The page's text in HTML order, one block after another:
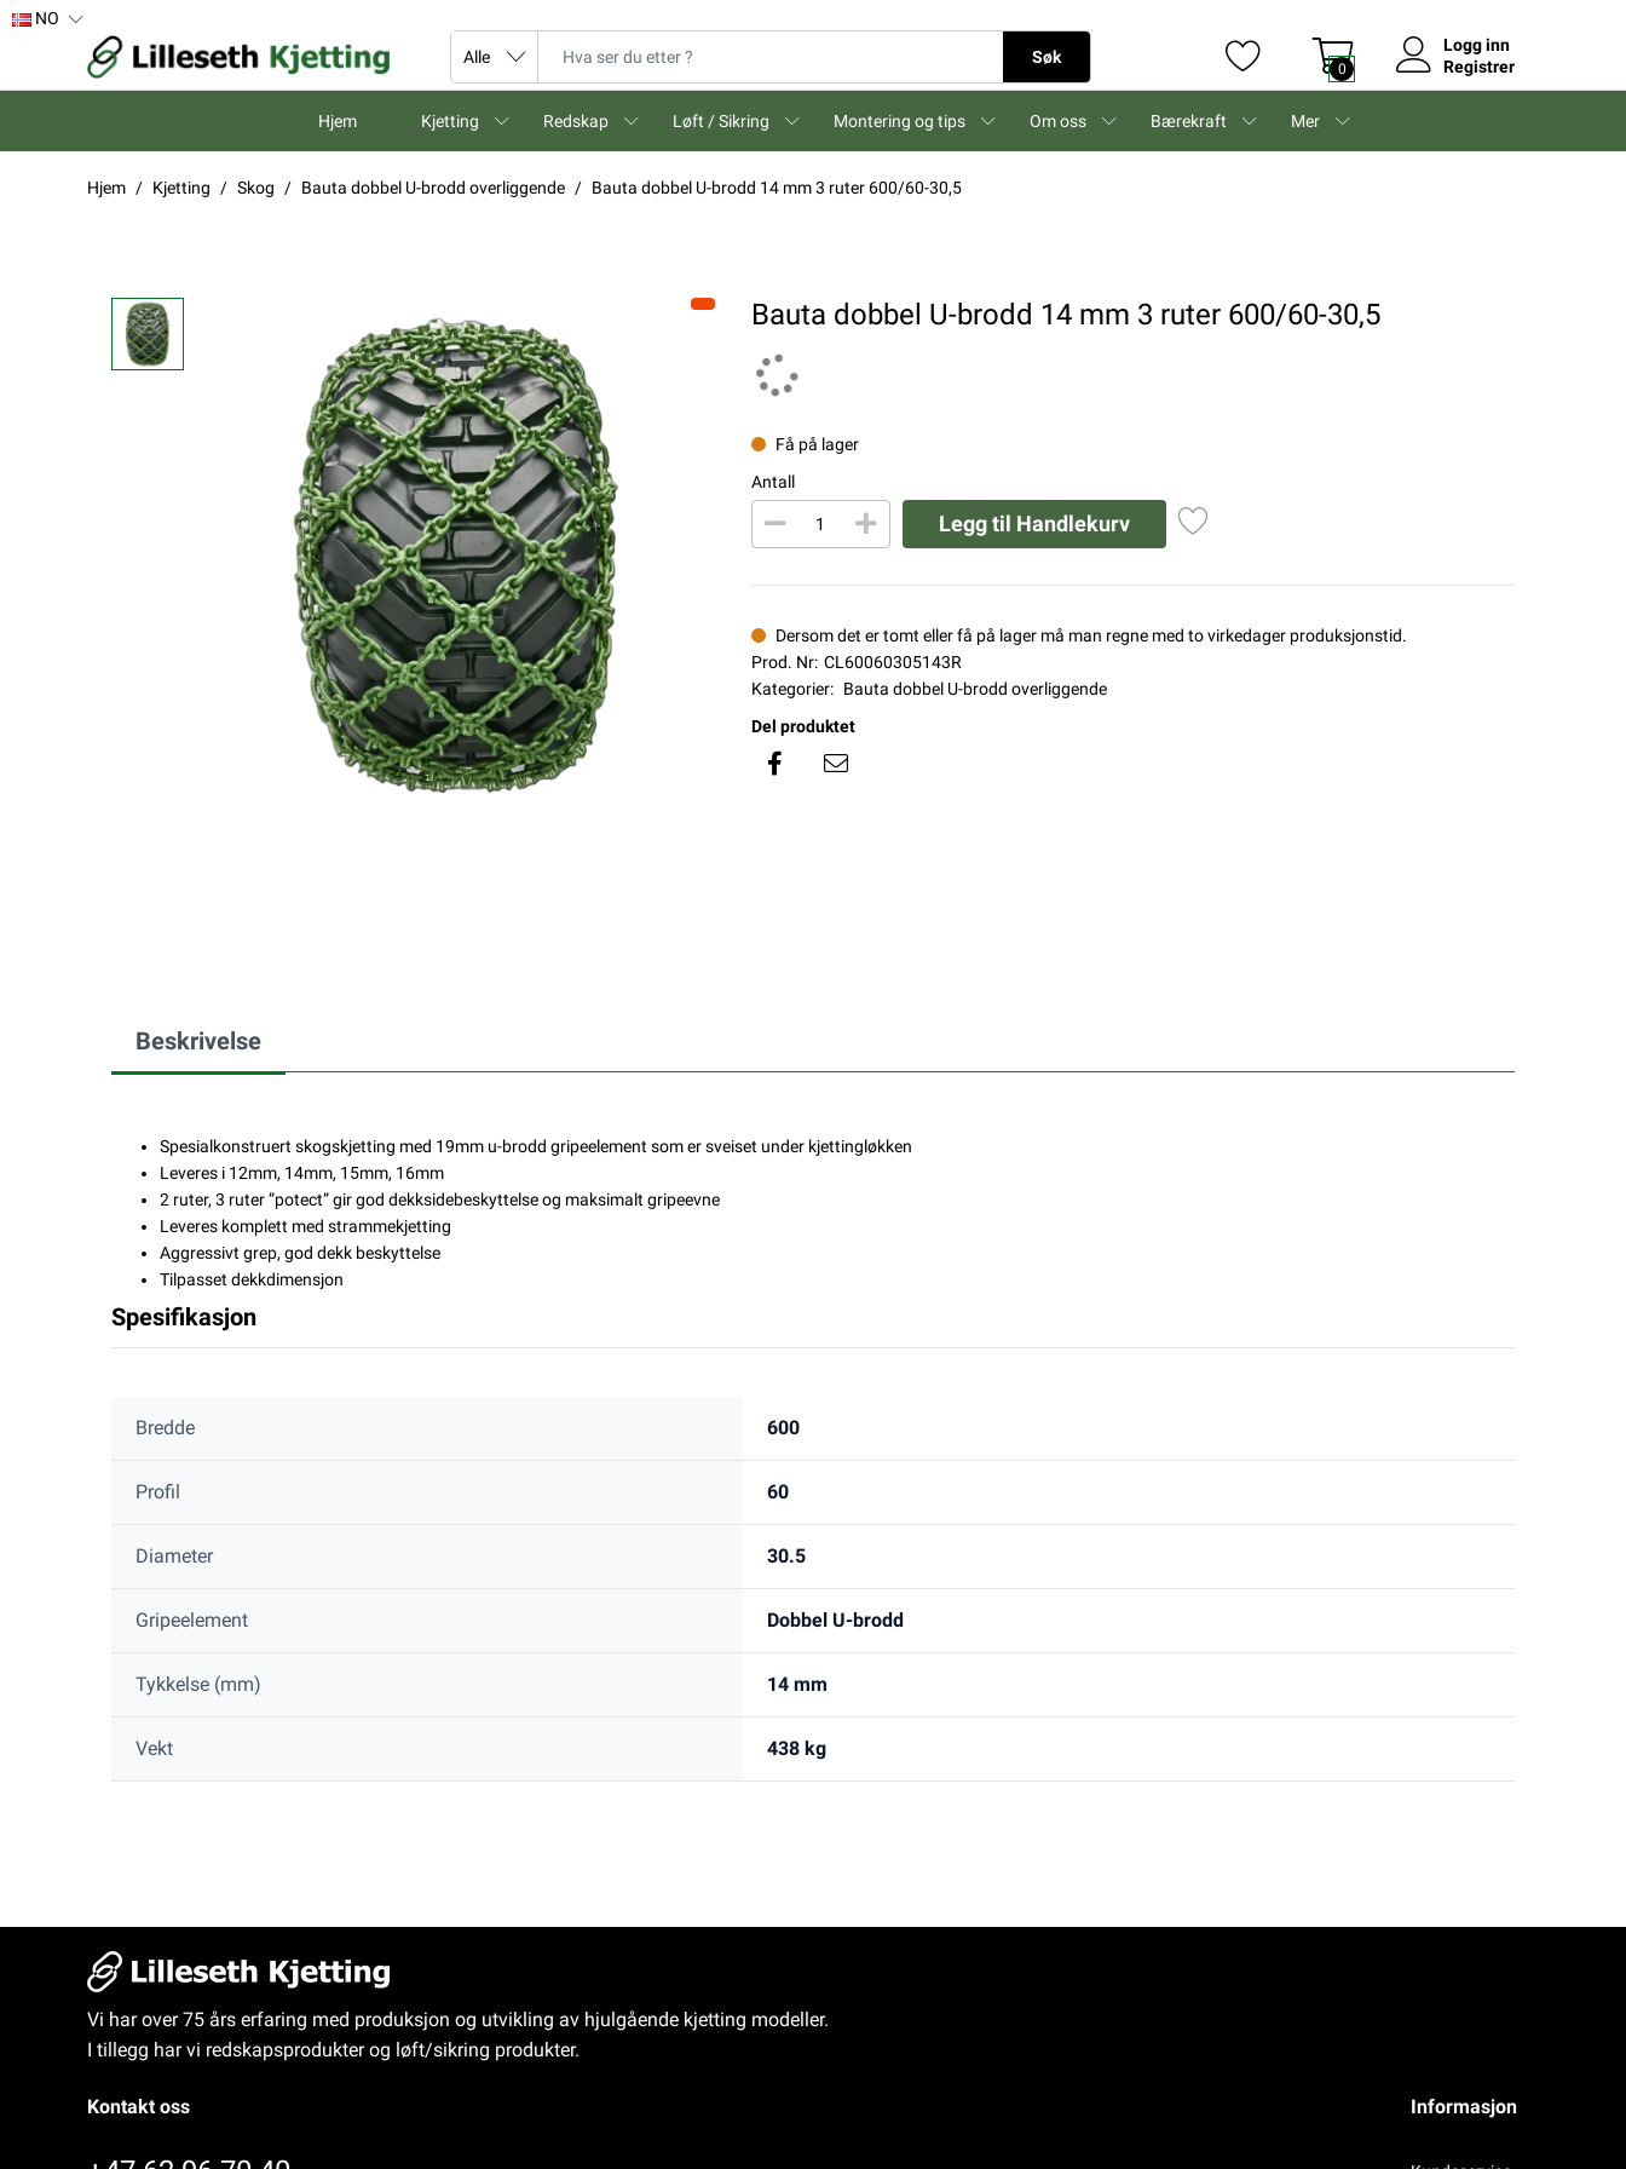
NO
Søk
0
Logg inn
Registrer
Hjem Kjetting Redskap Løft / Sikring Montering og tips Om oss Bærekraft Mer
Hjem Kjetting Skog Bauta dobbel U-brodd overliggende Bauta dobbel U-brodd 14 mm 3 ruter 600/60-30,5
Bauta dobbel U-brodd 14 mm 3 ruter 600/60-30,5
Få på lager
Antall
Legg til Handlekurv
Dersom det er tomt eller få på lager må man regne med to virkedager produksjonstid.
Prod. Nr: CL60060305143R
Kategorier: Bauta dobbel U-brodd overliggende
Del produktet
Beskrivelse
Spesialkonstruert skogskjetting med 19mm u-brodd gripeelement som er sveiset under kjettingløkken
Leveres i 12mm, 14mm, 15mm, 16mm
2 ruter, 3 ruter ”potect” gir god dekksidebeskyttelse og maksimalt gripeevne
Leveres komplett med strammekjetting
Aggressivt grep, god dekk beskyttelse
Tilpasset dekkdimensjon
Spesifikasjon
Bredde 600
Profil 60
Diameter 30.5
Gripeelement Dobbel U-brodd
Tykkelse (mm) 14 mm
Vekt 438 kg
Vi har over 75 års erfaring med produksjon og utvikling av hjulgående kjetting modeller.
I tillegg har vi redskapsprodukter og løft/sikring produkter.
Kontakt oss Informasjon